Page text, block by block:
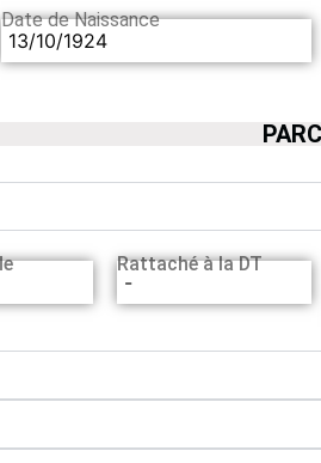
Date de Naissance
13/10/1924
Rattaché à la DT
-